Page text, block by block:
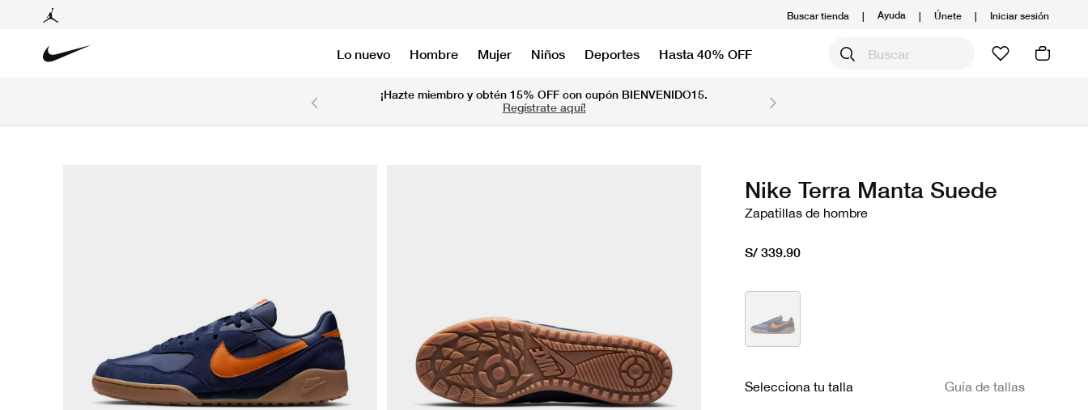
Buscar tienda | Ayuda | Únete | Iniciar sesión
Lo nuevo Hombre Mujer Niños Deportes Hasta 40% OFF
¡Hazte miembro y obtén 15% OFF con cupón BIENVENIDO15.
Regístrate aquí!
Nike Terra Manta Suede
Zapatillas de hombre
S/ 339.90
Selecciona tu talla Guía de tallas